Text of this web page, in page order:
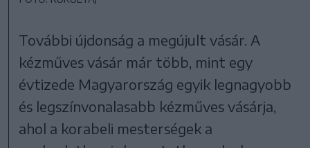
További újdonság a megújult vásár. A
kézműves vásár már több, mint egy
évtizede Magyarország egyik legnagyobb
és legszínvonalasabb kézműves vásárja,
ahol a korabeli mesterségek a